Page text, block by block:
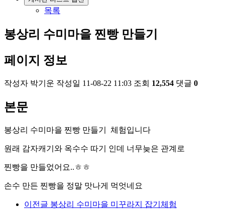
목록
봉상리 수미마을 찐빵 만들기
페이지 정보
작성자 박기운 작성일 11-08-22 11:03 조회 12,554 댓글 0
본문
봉상리 수미마을 찐빵 만들기 체험입니다
원래 감자캐기와 옥수수 따기 인데 너무늦은 관계로
찐빵을 만들었어요..ㅎㅎ
손수 만든 찐빵을 정말 맛나게 먹엇네요
이전글 봉상리 수미마을 미꾸라지 잡기체험